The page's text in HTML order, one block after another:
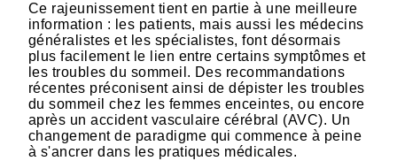
Ce rajeunissement tient en partie à une meilleure
information : les patients, mais aussi les médecins
généralistes et les spécialistes, font désormais
plus facilement le lien entre certains symptômes et
les troubles du sommeil. Des recommandations
récentes préconisent ainsi de dépister les troubles
du sommeil chez les femmes enceintes, ou encore
après un accident vasculaire cérébral (AVC). Un
changement de paradigme qui commence à peine
à s'ancrer dans les pratiques médicales.